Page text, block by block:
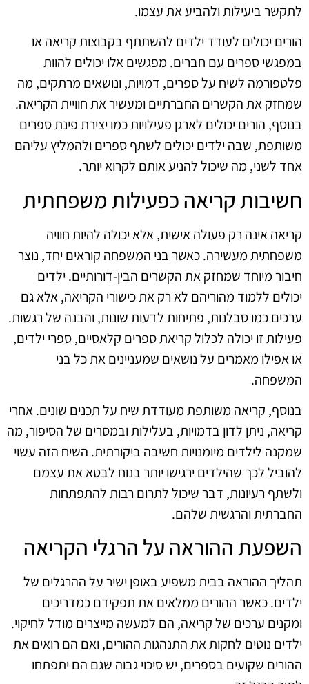
לתקשר ביעילות ולהביע את עצמו.
הורים יכולים לעודד ילדים להשתתף בקבוצות קריאה או
במפגשי ספרים עם חברים. מפגשים אלו יכולים להוות
פלטפורמה לשיח על ספרים, דמויות, ונושאים מרתקים, מה
שמחזק את הקשרים החברתיים ומעשיר את חוויית הקריאה.
בנוסף, הורים יכולים לארגן פעילויות כמו יצירת פינת ספרים
משותפת, שבה ילדים יכולים לשתף ספרים ולהמליץ עליהם
אחד לשני, מה שיכול להניע אותם לקרוא יותר.
חשיבות קריאה כפעילות משפחתית
קריאה אינה רק פעולה אישית, אלא יכולה להיות חוויה
משפחתית מעשירה. כאשר בני המשפחה קוראים יחד, נוצר
חיבור מיוחד שמחזק את הקשרים הבין-דורותיים. ילדים
יכולים ללמוד מהוריהם לא רק את כישורי הקריאה, אלא גם
ערכים כמו סבלנות, פתיחות לדעות שונות, והבנה של רגשות.
פעילות זו יכולה לכלול קריאת ספרים קלאסיים, ספרי ילדים,
או אפילו מאמרים על נושאים שמעניינים את כל בני
המשפחה.
בנוסף, קריאה משותפת מעודדת שיח על תכנים שונים. אחרי
קריאה, ניתן לדון בדמויות, בעלילות ובמסרים של הסיפור, מה
שמקנה לילדים מיומנויות חשיבה ביקורתית. השיח הזה עשוי
להוביל לכך שהילדים ירגישו יותר בנוח לבטא את עצמם
ולשתף רעיונות, דבר שיכול לתרום רבות להתפתחות
החברתית והרגשית שלהם.
השפעת ההוראה על הרגלי הקריאה
תהליך ההוראה בבית משפיע באופן ישיר על ההרגלים של
ילדים. כאשר ההורים ממלאים את תפקידם כמדריכים
ומקנים ערכים של קריאה, הם למעשה מייצרים מודל לחיקוי.
ילדים נוטים לחקות את התנהגות ההורים, ואם הם רואים את
ההורים שקועים בספרים, יש סיכוי גבוה שגם הם יתפתחו